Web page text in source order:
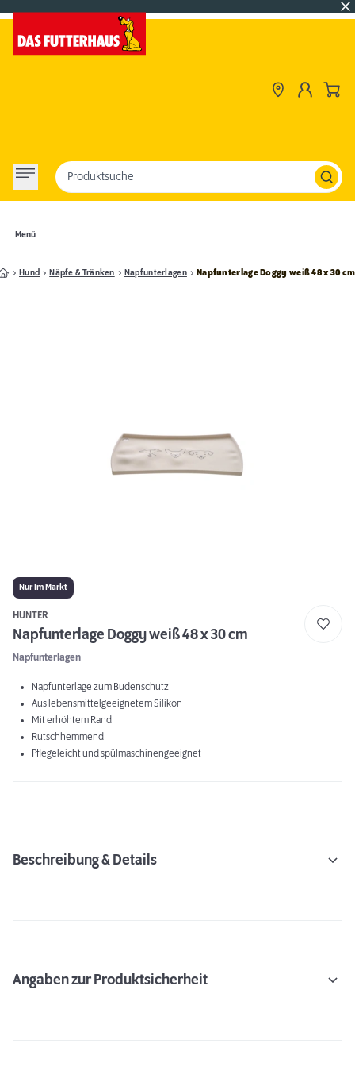
Menü
Produktsuche
Hund Näpfe & Tränken Napfunterlagen Napfunterlage Doggy weiß 48 x 30 cm
Nur Im Markt
HUNTER
Napfunterlage Doggy weiß 48 x 30 cm
Napfunterlagen
Napfunterlage zum Budenschutz
Aus lebensmittelgeeignetem Silikon
Mit erhöhtem Rand
Rutschhemmend
Pflegeleicht und spülmaschinengeeignet
Beschreibung & Details
Angaben zur Produktsicherheit